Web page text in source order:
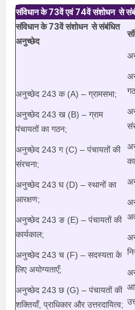
संविधान के 73वें एवं 74वें संशोधन से
संविधान के 73वें संशोधन से संबंधित
अनुच्छेद
अनुच्छेद 243 क (A) – ग्रामसभा;
अनुच्छेद 243 ख (B) – ग्राम
पंचायतों का गठन;
अनुच्छेद 243 ग (C) – पंचायतों की
संरचना;
अनुच्छेद 243 घ (D) – स्थानों का
आरक्षण;
अनुच्छेद 243 ङ (E) – पंचायतों की
कार्यकाल;
अनुच्छेद 243 च (F) – सदस्यता के
लिए अयोग्यताएँ;
अनुच्छेद 243 छ (G) – पंचायतों की
शक्तियाँ, प्राधिकार और उत्तरदायित्व;